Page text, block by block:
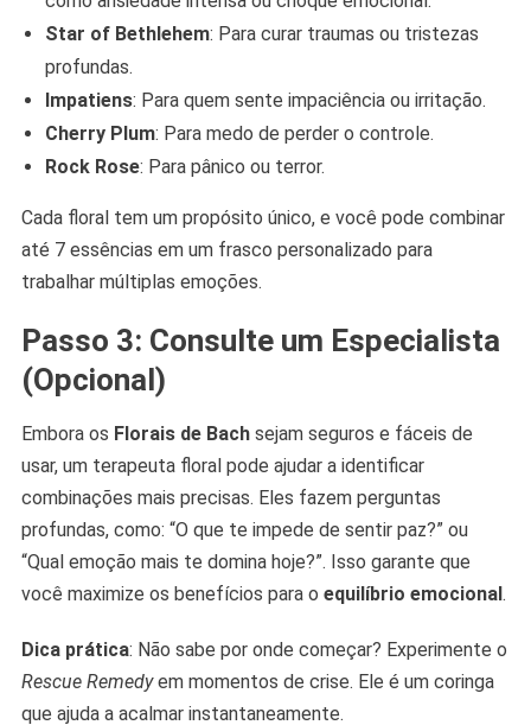
Star of Bethlehem: Para curar traumas ou tristezas
profundas.
Impatiens: Para quem sente impaciência ou irritação.
Cherry Plum: Para medo de perder o controle.
Rock Rose: Para pânico ou terror.
Cada floral tem um propósito único, e você pode combinar
até 7 essências em um frasco personalizado para
trabalhar múltiplas emoções.
Passo 3: Consulte um Especialista
(Opcional)
Embora os Florais de Bachsejam seguros e fáceis de
usar, um terapeuta floral pode ajudar a identificar
combinações mais precisas. Eles fazem perguntas
profundas, como: “O que te impede de sentir paz?” ou
“Qual emoção mais te domina hoje?”. Isso garante que
você maximize os benefícios para o equilíbrio emocional .
Dica prática: Não sabe por onde começar? Experimente o
Rescue Remedyem momentos de crise. Ele é um coringa
que ajuda a acalmar instantaneamente.